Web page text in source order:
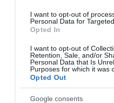
I want to opt-out of
Personal Data for
Opted In
I want to opt-out of
Retention, Sale, and/or
Personal Data that Is
Purposes for which it was
Opted Out
Google consents